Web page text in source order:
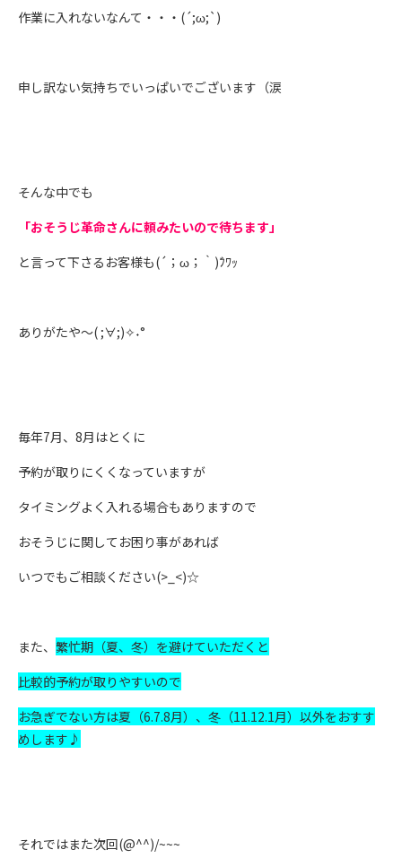
作業に入れないなんて・・・(´;ω;`)
申し訳ない気持ちでいっぱいでございます（涙
そんな中でも
「おそうじ革命さんに頼みたいので待ちます」
と言って下さるお客様も(´；ω；｀)ﾌ゙ﾜｯ
ありがたや～( ;∀;)✧˖°
毎年7月、8月はとくに
予約が取りにくくなっていますが
タイミングよく入れる場合もありますので
おそうじに関してお困り事があれば
いつでもご相談ください(>_<)☆
また、 繁忙期（夏、冬）を避けていただくと
比較的予約が取りやすいので
お急ぎでない方は夏（6.7.8月）、冬（11.12.1月）以外をおすす
めします♪
それではまた次回(@^^)/~~~